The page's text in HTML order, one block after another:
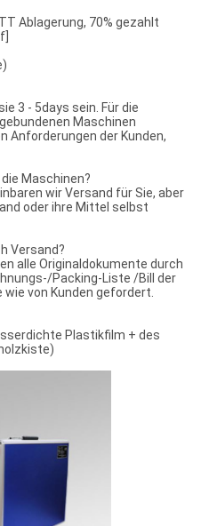
Ablagerung, 70% gezahlt
3 - 5days sein. Für die
Maschinen
Anforderungen der Kunden,
Maschinen?
wir Versand für Sie, aber
oder ihre Mittel selbst
Versand?
alle Originaldokumente durch
Packing-Liste /Bill der
von Kunden gefordert.
Plastikfilm + des